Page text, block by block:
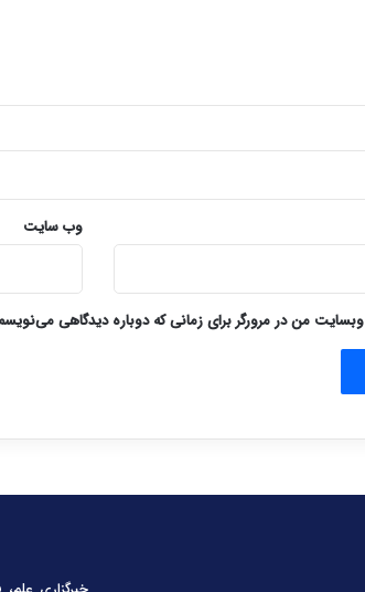
وب‌ سایت
وبسایت من در مرورگر برای زمانی که دوباره دیدگاهی